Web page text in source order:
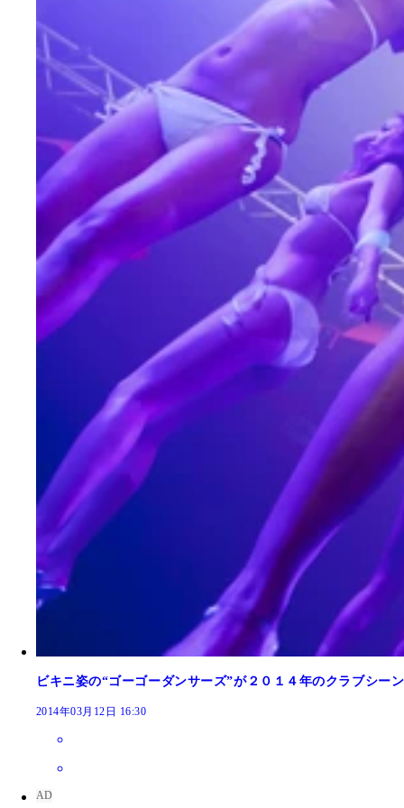
ビキニ姿の“ゴーゴーダンサーズ”が２０１４年のクラブシー
2014年03月12日 16:30